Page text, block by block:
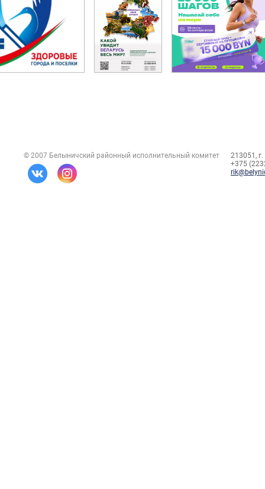
© 2007 Белыничский районный исполнительный комитет
213051,
+375